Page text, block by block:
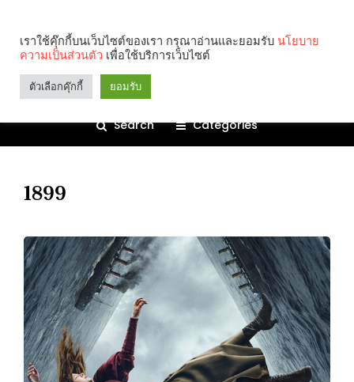
Search Categories
1899
เราใช้คุ๊กกี้บนเว็บไซต์ของเรา กรุณาอ่านและยอมรับ นโยบาย
ความเป็นส่วนตัว เพื่อใช้บริการเว็บไซต์
ตัวเลือกคุ๊กกี้ ยอมรับ